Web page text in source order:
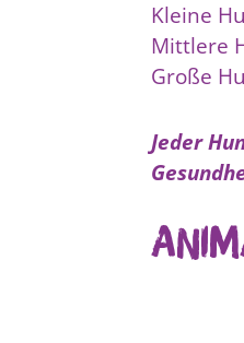
Kleine
Mittlere
Große
Jeder